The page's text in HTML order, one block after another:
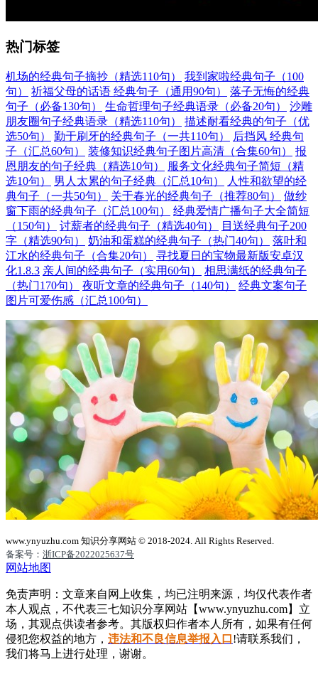
热门标签
机场的经典句子摘抄（精选110句）
我到家啦经典句子（100
句）
祈福父母的话语 经典句子（通用90句）
落子无悔的经典
句子（必备130句）
生命哲理句子经典语录（必备20句）
沙雕
朋友圈句子经典语录（精选110句）
描述耐看经典的句子（优
选50句）
勤于刷牙的经典句子（一共110句）
后挡风 经典句
子（汇总60句）
装修知识经典句子图片高清（合集60句）
报
恩朋友的句子经典（精选10句）
服务文化经典句子简短（精
选10句）
男人太累的句子经典（汇总10句）
人性和欲望的经
典句子（一共50句）
关于春光的经典句子（推荐80句）
做纱
窗下雨的经典句子（汇总100句）
经典爱情广播句子大全简短
（150句）
讨薪者的经典句子（精选40句）
目送经典句子200
字（精选90句）
奶油和蛋糕的经典句子（热门40句）
落叶和
江水的经典句子（合集20句）
寻找夏日的宝物最新版安卓汉
化1.8.3 亲人间的经典句子（实用60句）
相思满纸的经典句子
（热门170句）
夜听文章的经典句子（140句）
经典文案句子
图片可爱伤感（汇总100句）
www.ynyuzhu.com 知识分享网站 © 2018-2024. All Rights Reserved.
备案号： 浙ICP备2022025637号
网站地图
免责声明：文章来自网上收集，均已注明来源，均仅代表作者
本人观点，不代表三七知识分享网站【www.ynyuzhu.com】立
场，其观点供读者参考。其版权归作者本人所有，如果有任何
侵犯您权益的地方， 违法和不良信息举报入口 !请联系我们，
我们将马上进行处理，谢谢。